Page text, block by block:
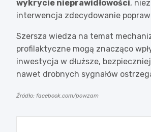
wykrycie nieprawidłowości,
interwencja zdecydowanie
Szersza wiedza na temat
profilaktyczne mogą znacząco
inwestycja w dłuższe,
nawet drobnych sygnałów
Źródło: facebook.com/powzam